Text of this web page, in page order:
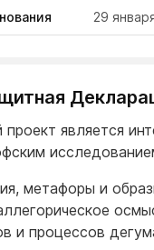
29
является
метафоры и
и процессов